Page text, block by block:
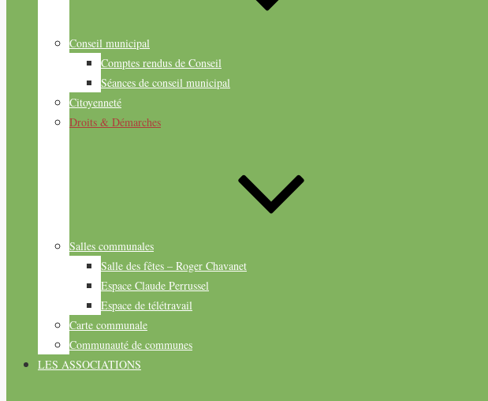
Conseil municipal
Comptes rendus de Conseil
Séances de conseil municipal
Citoyenneté
Droits & Démarches
Salles communales
Salle des fêtes – Roger Chavanet
Espace Claude Perrussel
Espace de télétravail
Carte communale
Communauté de communes
LES ASSOCIATIONS